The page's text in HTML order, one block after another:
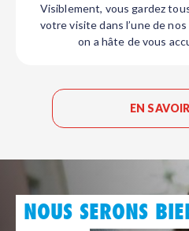
Visiblement, vous gardez
votre visite dans l’une de
on a hâte de vous
EN
NOUS SERONS